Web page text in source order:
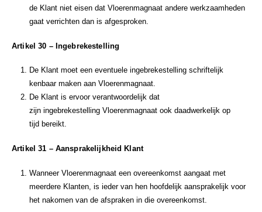
de Klant niet eisen dat Vloerenmagnaat andere werkzaamheden
gaat verrichten dan is afgesproken.
Artikel 30 – Ingebrekestelling
De Klant moet een eventuele ingebrekestelling schriftelijk
kenbaar maken aan Vloerenmagnaat.
De Klant is ervoor verantwoordelijk dat
zijn ingebrekestelling Vloerenmagnaat ook daadwerkelijk op
tijd bereikt.
Artikel 31 – Aansprakelijkheid Klant
Wanneer Vloerenmagnaat een overeenkomst aangaat met
meerdere Klanten, is ieder van hen hoofdelijk aansprakelijk voor
het nakomen van de afspraken in die overeenkomst.